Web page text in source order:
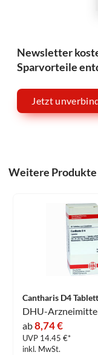
Newsletter
Sparvorteile
Jetzt
Weitere
Cantharis D4
ab8,74 €
UVP 14.45 €*
inkl. MwSt.